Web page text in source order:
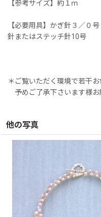
【参考サイズ】約１ｍ
【必要用具】かぎ針３／０
針またはステッチ針10号
＊ご覧いただく環境で若干
予めご了承下さいます様お
他の写真